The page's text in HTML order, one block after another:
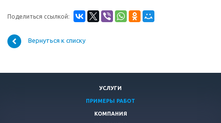
Поделиться ссылкой:
Вернуться к списку
УСЛУГИ
ПРИМЕРЫ РАБОТ
КОМПАНИЯ